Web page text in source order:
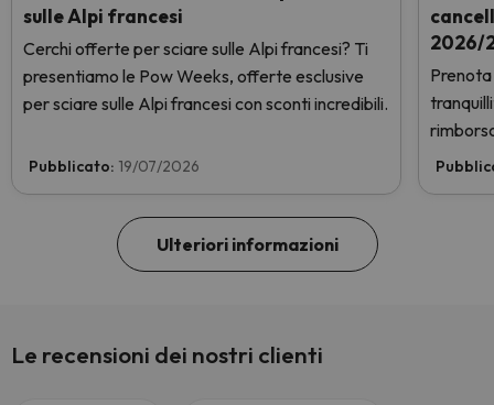
sulle Alpi francesi
Cerchi offerte per sciare sulle Alpi francesi? Ti
presentiamo le Pow Weeks, offerte esclusive
per sciare sulle Alpi francesi con sconti incredibili.
Pubblicato: 19/07/2026
2026/
Ulteriori informazioni
Le recensioni dei nostri clienti